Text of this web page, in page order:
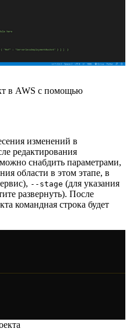
в AWS с помощью
изменений в
редактирования
снабдить параметрами,
области в этом этапе, в
--stage (для указания
развернуть). После
командная строка будет